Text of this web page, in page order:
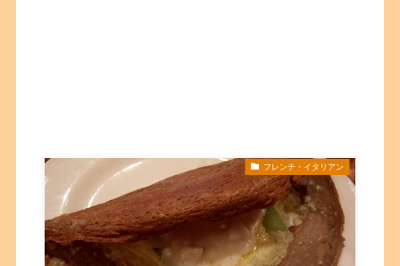
フレンチ・イタリアン